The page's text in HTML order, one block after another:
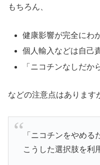
もちろん、
健康影響が完全にわ
個人輸入などは自己
「ニコチンなしだか
などの注意点はあります
「ニコチンをやめる
こうした選択肢を利